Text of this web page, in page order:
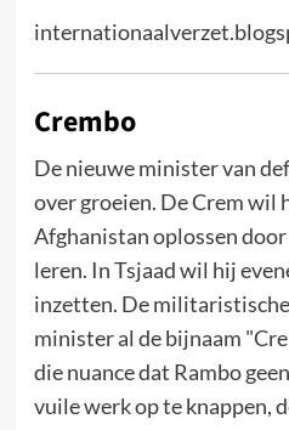
Crembo
De nieuwe minister van
over groeien. De Crem wil
Afghanistan oplossen door
leren. In Tsjaad wil hij
inzetten. De
minister al de bijnaam
die nuance dat Rambo
vuile werk op te knappen,